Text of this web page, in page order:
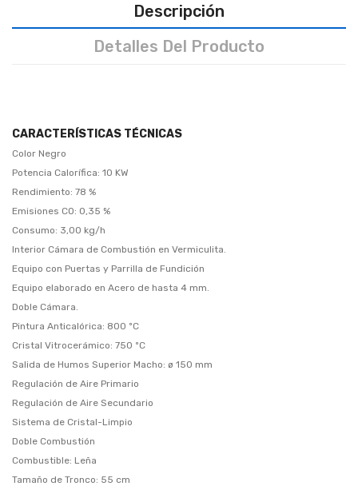
Descripción
Detalles Del Producto
CARACTERÍSTICAS TÉCNICAS
Color Negro
Potencia Calorífica: 10 KW
Rendimiento: 78 %
Emisiones CO: 0,35 %
Consumo: 3,00 kg/h
Interior Cámara de Combustión en Vermiculita.
Equipo con Puertas y Parrilla de Fundición
Equipo elaborado en Acero de hasta 4 mm.
Doble Cámara.
Pintura Anticalórica: 800 ºC
Cristal Vitrocerámico: 750 ºC
Salida de Humos Superior Macho: ø 150 mm
Regulación de Aire Primario
Regulación de Aire Secundario
Sistema de Cristal-Limpio
Doble Combustión
Combustible: Leña
Tamaño de Tronco: 55 cm